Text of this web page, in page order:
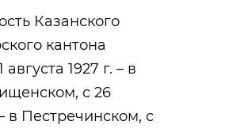
Казанского
кантона
1927 г. – в
с 26
в Пестречинском, с